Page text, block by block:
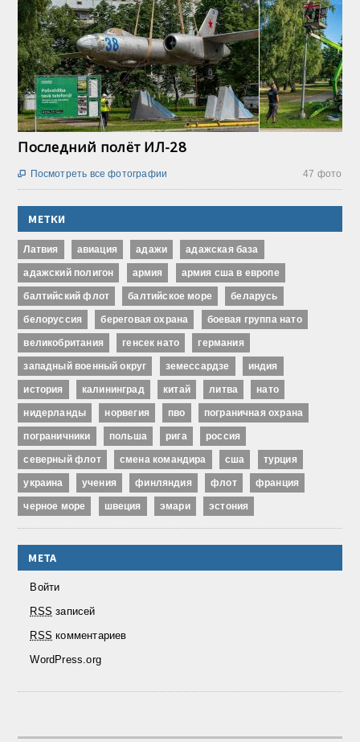
Последний полёт ИЛ-28
47 фото
 Посмотреть все фотографии
МЕТКИ
Латвия авиация адажи адажская база
адажский полигон армия армия сша в европе
балтийский флот балтийское море беларусь
белоруссия береговая охрана боевая группа нато
великобритания генсек нато германия
западный военный округ земессардзе индия
история калининград китай литва нато
нидерланды норвегия пво пограничная охрана
пограничники польша рига россия
северный флот смена командира сша турция
украина учения финляндия флот франция
черное море швеция эмари эстония
МЕТА
Войти
RSS записей
RSS комментариев
WordPress.org